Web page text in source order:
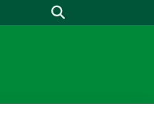
Suche